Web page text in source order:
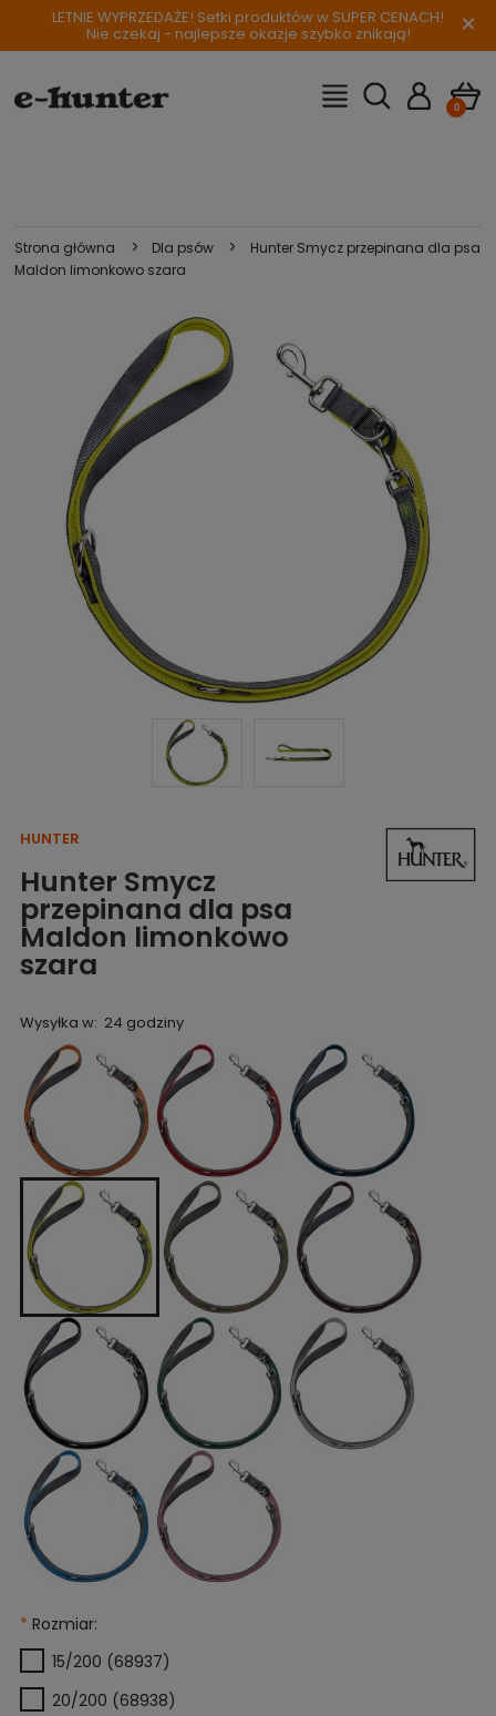
LETNIE WYPRZEDAŻE! Setki produktów w SUPER CENACH!
Nie czekaj - najlepsze okazje szybko znikają! ×
Strona główna > Dla psów >
Hunter Smycz przepinana dla psa
Maldon limonkowo szara
HUNTER
Hunter Smycz
przepinana dla psa
Maldon limonkowo
szara
Wysyłka w: 24 godziny
* Rozmiar:
15/200 (68937)
20/200 (68938)